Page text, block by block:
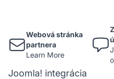
Webová stránka
partnera
Learn More
Joomla! integrácia